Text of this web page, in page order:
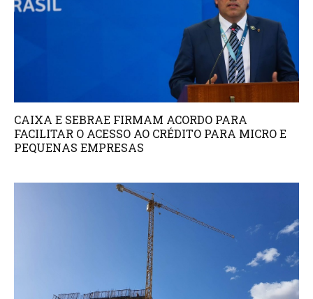
CAIXA E SEBRAE FIRMAM ACORDO PARA
FACILITAR O ACESSO AO CRÉDITO PARA MICRO E
PEQUENAS EMPRESAS